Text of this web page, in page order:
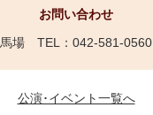
お問い合わせ
馬場 TEL：042-581-0560
公演･イベント一覧へ